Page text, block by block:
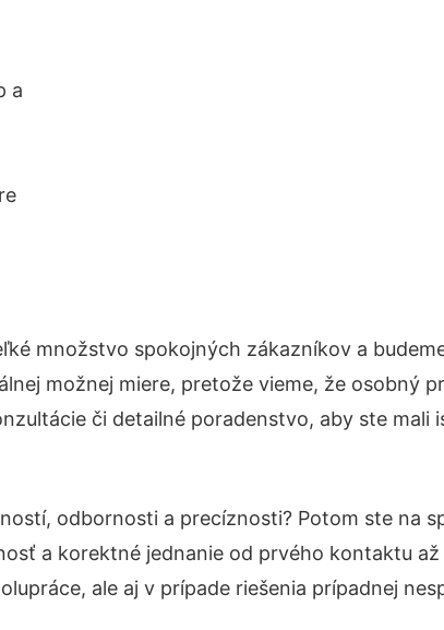
a
množstvo spokojných zákazníkov a
možnej miere, pretože vieme, že osobný
či detailné poradenstvo, aby ste mali
odbornosti a precíznosti? Potom ste na
a korektné jednanie od prvého kontaktu
ale aj v prípade riešenia prípadnej